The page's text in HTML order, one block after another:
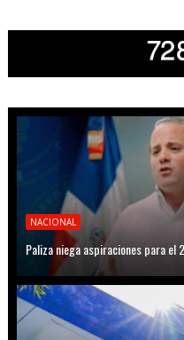
NACIONAL
Paliza niega aspiraciones para el